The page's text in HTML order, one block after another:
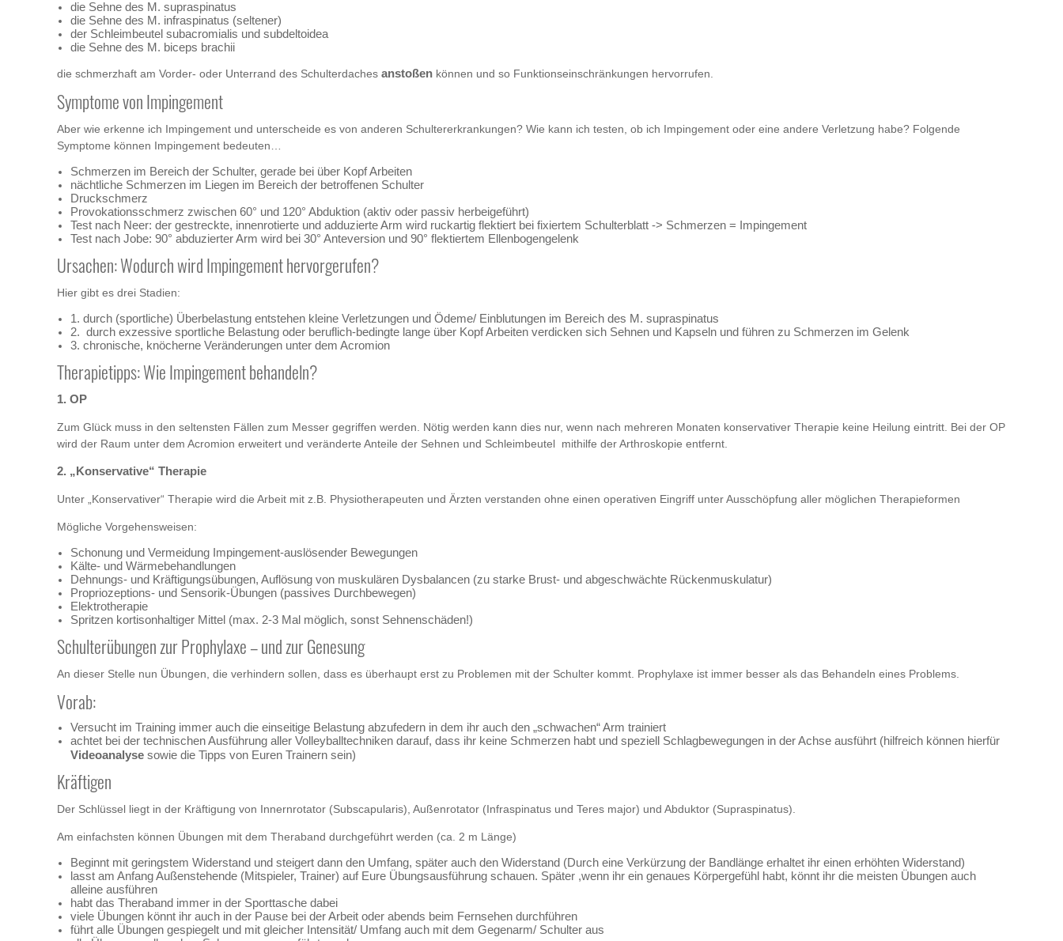
die Sehne des M. supraspinatus
die Sehne des M. infraspinatus (seltener)
der Schleimbeutel subacromialis und subdeltoidea
die Sehne des M. biceps brachii
die schmerzhaft am Vorder- oder Unterrand des Schulterdaches anstoßen können und so Funktionseinschränkungen hervorrufen.
Symptome von Impingement
Aber wie erkenne ich Impingement und unterscheide es von anderen Schultererkrankungen? Wie kann ich testen, ob ich Impingement oder eine andere Verletzung habe? Folgende
Symptome können Impingement bedeuten…
Schmerzen im Bereich der Schulter, gerade bei über Kopf Arbeiten
nächtliche Schmerzen im Liegen im Bereich der betroffenen Schulter
Druckschmerz
Provokationsschmerz zwischen 60° und 120° Abduktion (aktiv oder passiv herbeigeführt)
Test nach Neer: der gestreckte, innenrotierte und adduzierte Arm wird ruckartig flektiert bei fixiertem Schulterblatt -> Schmerzen = Impingement
Test nach Jobe: 90° abduzierter Arm wird bei 30° Anteversion und 90° flektiertem Ellenbogengelenk
Ursachen: Wodurch wird Impingement hervorgerufen?
Hier gibt es drei Stadien:
1. durch (sportliche) Überbelastung entstehen kleine Verletzungen und Ödeme/ Einblutungen im Bereich des M. supraspinatus
2. durch exzessive sportliche Belastung oder beruflich-bedingte lange über Kopf Arbeiten verdicken sich Sehnen und Kapseln und führen zu Schmerzen im Gelenk
3. chronische, knöcherne Veränderungen unter dem Acromion
Therapietipps: Wie Impingement behandeln?
1. OP
Zum Glück muss in den seltensten Fällen zum Messer gegriffen werden. Nötig werden kann dies nur, wenn nach mehreren Monaten konservativer Therapie keine Heilung eintritt. Bei der OP
wird der Raum unter dem Acromion erweitert und veränderte Anteile der Sehnen und Schleimbeutel mithilfe der Arthroskopie entfernt.
2. „Konservative“ Therapie
Unter „Konservativer“ Therapie wird die Arbeit mit z.B. Physiotherapeuten und Ärzten verstanden ohne einen operativen Eingriff unter Ausschöpfung aller möglichen Therapieformen
Mögliche Vorgehensweisen:
Schonung und Vermeidung Impingement-auslösender Bewegungen
Kälte- und Wärmebehandlungen
Dehnungs- und Kräftigungsübungen, Auflösung von muskulären Dysbalancen (zu starke Brust- und abgeschwächte Rückenmuskulatur)
Propriozeptions- und Sensorik-Übungen (passives Durchbewegen)
Elektrotherapie
Spritzen kortisonhaltiger Mittel (max. 2-3 Mal möglich, sonst Sehnenschäden!)
Schulterübungen zur Prophylaxe – und zur Genesung
An dieser Stelle nun Übungen, die verhindern sollen, dass es überhaupt erst zu Problemen mit der Schulter kommt. Prophylaxe ist immer besser als das Behandeln eines Problems.
Vorab:
Versucht im Training immer auch die einseitige Belastung abzufedern in dem ihr auch den „schwachen“ Arm trainiert
achtet bei der technischen Ausführung aller Volleyballtechniken darauf, dass ihr keine Schmerzen habt und speziell Schlagbewegungen in der Achse ausführt (hilfreich können hierfür
Videoanalyse sowie die Tipps von Euren Trainern sein)
Kräftigen
Der Schlüssel liegt in der Kräftigung von Innernrotator (Subscapularis), Außenrotator (Infraspinatus und Teres major) und Abduktor (Supraspinatus).
Am einfachsten können Übungen mit dem Theraband durchgeführt werden (ca. 2 m Länge)
Beginnt mit geringstem Widerstand und steigert dann den Umfang, später auch den Widerstand (Durch eine Verkürzung der Bandlänge erhaltet ihr einen erhöhten Widerstand)
lasst am Anfang Außenstehende (Mitspieler, Trainer) auf Eure Übungsausführung schauen. Später ,wenn ihr ein genaues Körpergefühl habt, könnt ihr die meisten Übungen auch
alleine ausführen
habt das Theraband immer in der Sporttasche dabei
viele Übungen könnt ihr auch in der Pause bei der Arbeit oder abends beim Fernsehen durchführen
führt alle Übungen gespiegelt und mit gleicher Intensität/ Umfang auch mit dem Gegenarm/ Schulter aus